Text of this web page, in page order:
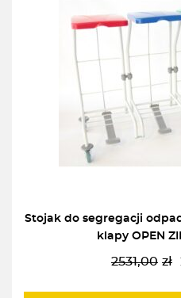
Stojak do segregacji
klapy OPEN
2531,00 zł